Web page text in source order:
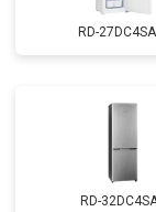
RD-
RD-